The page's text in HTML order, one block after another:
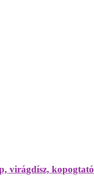
virágdísz, kopogtató